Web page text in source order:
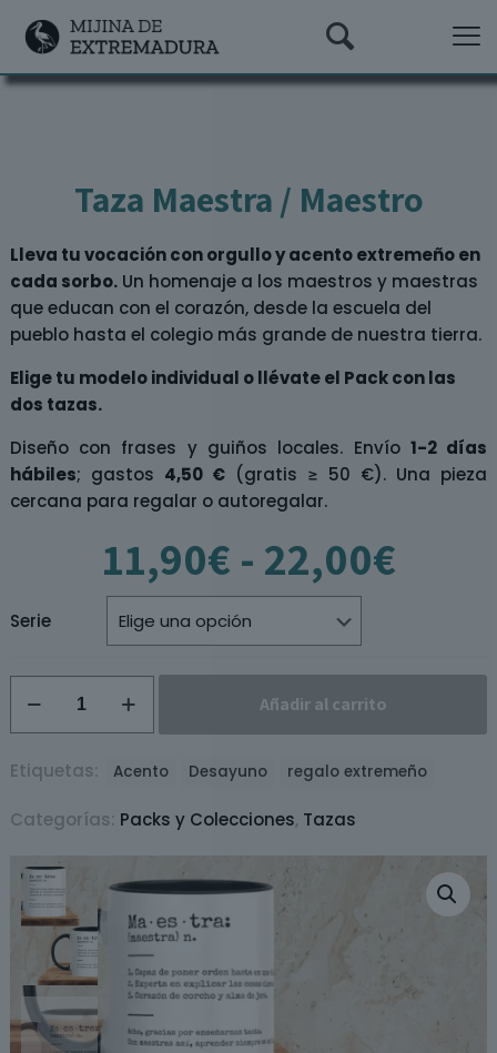
Taza Maestra / Maestro
Lleva tu vocación con orgullo y acento extremeño en
cada sorbo.Un homenaje a los maestros y maestras
que educan con el corazón, desde la escuela del
pueblo hasta el colegio más grande de nuestra tierra.
Elige tu modelo individual o llévate el Pack con las
dos tazas.
Diseño con frases y guiños locales. Envío 1-2 días
hábiles; gastos 4,50 € (gratis ≥ 50 €). Una pieza
cercana para regalar o autoregalar.
11,90€ - 22,00€de
Serie
Maestra
/
Maestro
Añadir al carrito
Etiquetas: Acento Desayuno regalo extremeño
Categorías: Packs y Colecciones, Tazas